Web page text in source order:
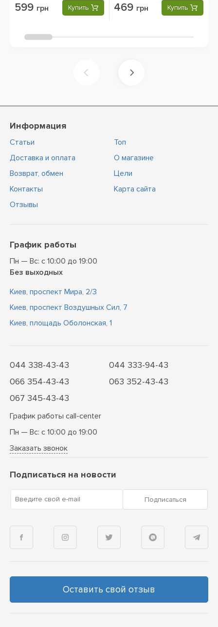
599 грн Купить 469 грн Купить
Информация
Статьи
Доставка и оплата
Возврат, обмен
Контакты
Отзывы
Топ
О магазине
Цели
Карта сайта
График работы
Пн — Вс: с 10:00 до 19:00
Без выходных
Киев, проспект Мира, 2/3
Киев, проспект Воздушных Сил, 7
Киев, площадь Оболонская, 1
044 338-43-43
044 333-94-43
066 354-43-43
063 352-43-43
067 345-43-43
График работы call-center
Пн — Вс: с 10:00 до 19:00
Заказать звонок
Подписаться на новости
Введите свой e-mail Подписаться
Оставить свой отзыв